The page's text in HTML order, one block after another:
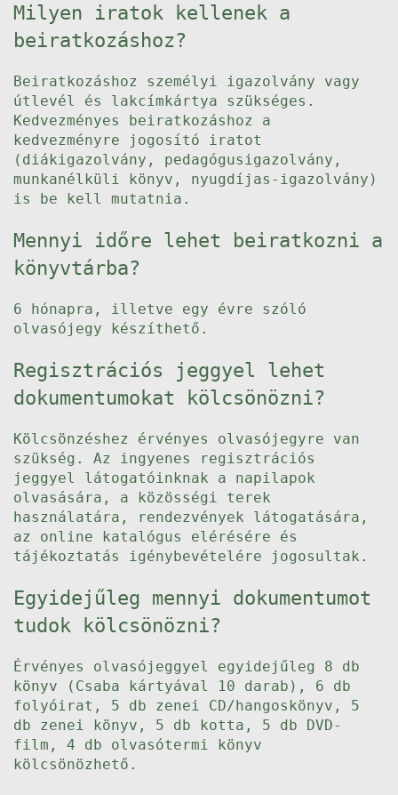
Milyen iratok kellenek a
beiratkozáshoz?
Beiratkozáshoz személyi igazolvány vagy
útlevél és lakcímkártya szükséges.
Kedvezményes beiratkozáshoz a
kedvezményre jogosító iratot
(diákigazolvány, pedagógusigazolvány,
munkanélküli könyv, nyugdíjas-igazolvány)
is be kell mutatnia.
Mennyi időre lehet beiratkozni a
könyvtárba?
6 hónapra, illetve egy évre szóló
olvasójegy készíthető.
Regisztrációs jeggyel lehet
dokumentumokat kölcsönözni?
Kölcsönzéshez érvényes olvasójegyre van
szükség. Az ingyenes regisztrációs
jeggyel látogatóinknak a napilapok
olvasására, a közösségi terek
használatára, rendezvények látogatására,
az online katalógus elérésére és
tájékoztatás igénybevételére jogosultak.
Egyidejűleg mennyi dokumentumot
tudok kölcsönözni?
Érvényes olvasójeggyel egyidejűleg 8 db
könyv (Csaba kártyával 10 darab), 6 db
folyóirat, 5 db zenei CD/hangoskönyv, 5
db zenei könyv, 5 db kotta, 5 db DVD-
film, 4 db olvasótermi könyv
kölcsönözhető.